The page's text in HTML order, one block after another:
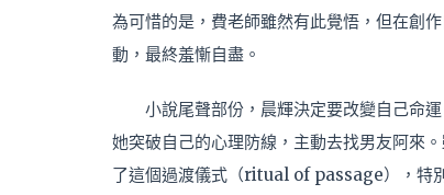
為可惜的是，費老師雖然有此覺悟，但在創
動，最終羞慚自盡。
小說尾聲部份，晨輝決定要改變自己命
她突破自己的心理防線，主動去找男友阿來
了這個過渡儀式（ritual of passage），特